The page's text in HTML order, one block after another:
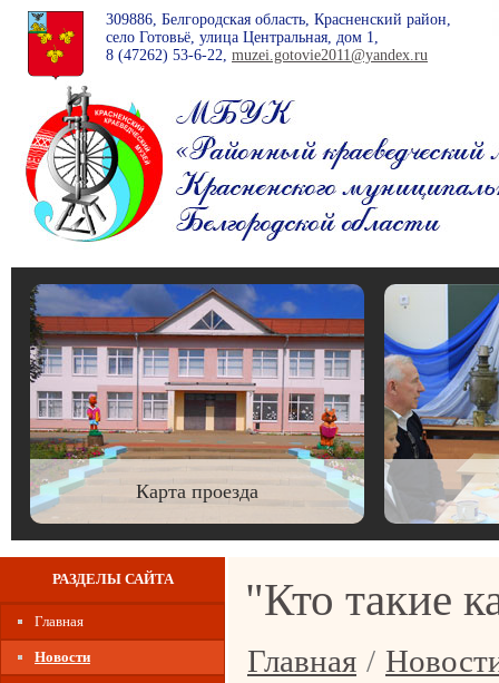
309886, Белгородская область, Красненский район,
село Готовьё, улица Центральная, дом 1,
8 (47262) 53-6-22, muzei.gotovie2011@yandex.ru
Карта проезда
РАЗДЕЛЫ САЙТА
Главная
Новости
"Кто такие
Главная /